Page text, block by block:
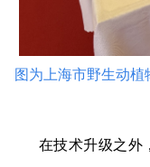
图为上海市野生动
在技术升级之外